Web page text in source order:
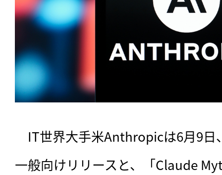
IT世界大手米Anthropicは6月9日
一般向けリリースと、「Claude